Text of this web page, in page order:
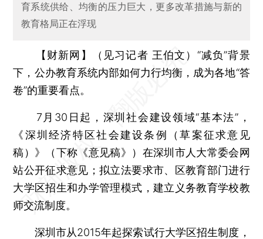
育系统供给、均衡的压力巨大，更多改革措施与新的
教育格局正在浮现
【财新网】（见习记者 王伯文） “减负”背景
下，公办教育系统内部如何力行均衡，成为各地“答
卷”的重要看点。
7月30日起，深圳社会建设领域“基本法”，
《深圳经济特区社会建设条例（草案征求意见
稿）》（下称《意见稿》）在深圳市人大常委会网
站公开征求意见；拟立法要求市、区教育部门进行
大学区招生和办学管理模式，建立义务教育学校教
师交流制度。
深圳市从2015年起探索试行大学区招生制度，